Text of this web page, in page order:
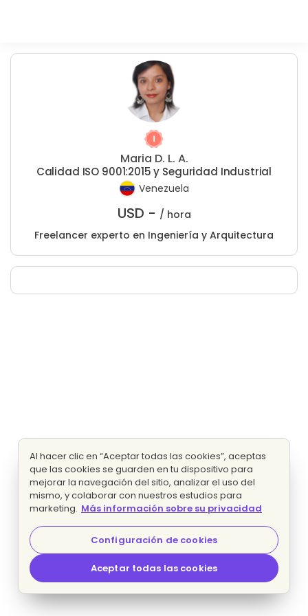
Maria D. L. A.
Calidad ISO 9001:2015 y Seguridad Industrial
Venezuela
USD - / hora
Freelancer experto en Ingeniería y Arquitectura
Al hacer clic en “Aceptar todas las cookies”, aceptas
que las cookies se guarden en tu dispositivo para
mejorar la navegación del sitio, analizar el uso del
mismo, y colaborar con nuestros estudios para
marketing. Más información sobre su privacidad
Configuración de cookies
Aceptar todas las cookies